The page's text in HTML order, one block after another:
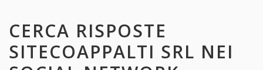
CERCA RISPOSTE
SITECOAPPALTI SRL NEI